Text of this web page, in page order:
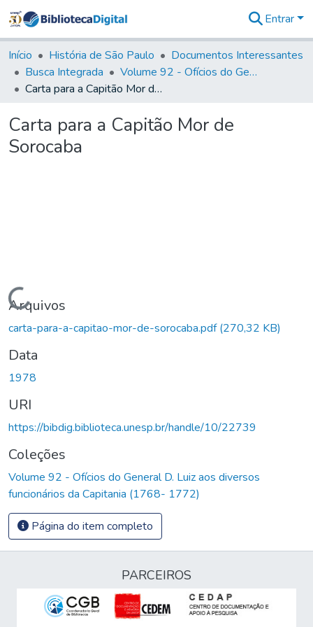
&
Coleções
Tudo na
Biblioteca
Estatísticas
Entrar
Início História de São Paulo
Documentos Interessantes
Busca Integrada
Volume 92 - Ofícios do General D. Luiz aos diversos funcionários da Capitania (1768- 1772)
Carta para a Capitão Mor de Sorocaba
Carta para a Capitão Mor de
Sorocaba
Carregando...
Arquivos
carta-para-a-capitao-mor-de-sorocaba.pdf(270,32 KB)
Data
1978
URI
https://bibdig.biblioteca.unesp.br/handle/10/22739
Coleções
Volume 92 - Ofícios do General D. Luiz aos diversos
funcionários da Capitania (1768- 1772)
Página do item completo
PARCEIROS